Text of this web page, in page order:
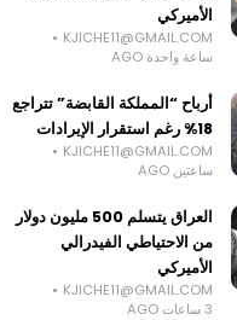
الأميركي
KJICHE11@GMAIL.COM
ساعة واحدة AGO
أرباح “المملكة القابضة” تتراجع
18% رغم استقرار الإيرادات
KJICHE11@GMAIL.COM
ساعتين AGO
العراق يتسلم 500 مليون دولار
من الاحتياطي الفيدرالي
الأميركي
KJICHE11@GMAIL.COM
3 ساعات AGO